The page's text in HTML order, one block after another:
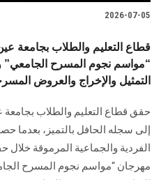
2026-07-05
قطاع التعليم والطلاب بجامعة
“مواسم نجوم المسرح الجامعي”
التمثيل والإخراج والعروض
حقق قطاع التعليم والطلاب
إلى سجله الحافل بالتميز، بعدما
الفردية والجماعية المرموقة خلال
مهرجان “مواسم نجوم المسرح